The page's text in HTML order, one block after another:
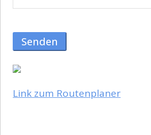
Link zum Routenplaner